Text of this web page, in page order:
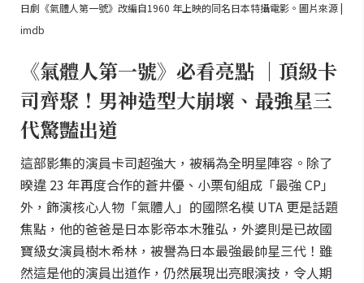
日劇《氣體人第一號》改編自1960 年上映的同名日本特攝電影。圖片來源 |
imdb
《氣體人第一號》必看亮點 ｜頂級卡
司齊聚！男神造型大崩壞、最強星三
代驚豔出道
這部影集的演員卡司超強大，被稱為全明星陣容。除了
暌違 23 年再度合作的蒼井優、小栗旬組成「最強 CP」
外，飾演核心人物「氣體人」的國際名模 UTA 更是話題
焦點，他的爸爸是日本影帝本木雅弘，外婆則是已故國
寶級女演員樹木希林，被譽為日本最強最帥星三代！雖
然這是他的演員出道作，仍然展現出亮眼演技，令人期